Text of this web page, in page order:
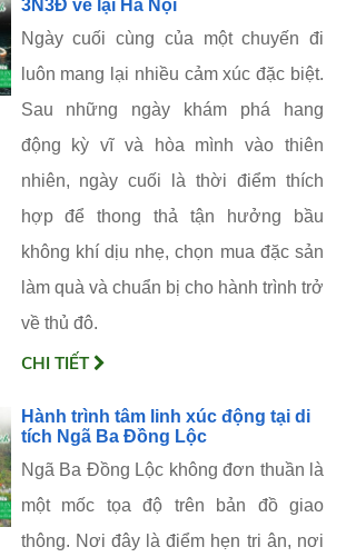
3N3Đ về lại Hà Nội
Ngày cuối cùng của một chuyến đi
luôn mang lại nhiều cảm xúc đặc biệt.
Sau những ngày khám phá hang
động kỳ vĩ và hòa mình vào thiên
nhiên, ngày cuối là thời điểm thích
hợp để thong thả tận hưởng bầu
không khí dịu nhẹ, chọn mua đặc sản
làm quà và chuẩn bị cho hành trình trở
về thủ đô.
CHI TIẾT
Hành trình tâm linh xúc động tại di
tích Ngã Ba Đồng Lộc
Ngã Ba Đồng Lộc không đơn thuần là
một mốc tọa độ trên bản đồ giao
thông. Nơi đây là điểm hẹn tri ân, nơi